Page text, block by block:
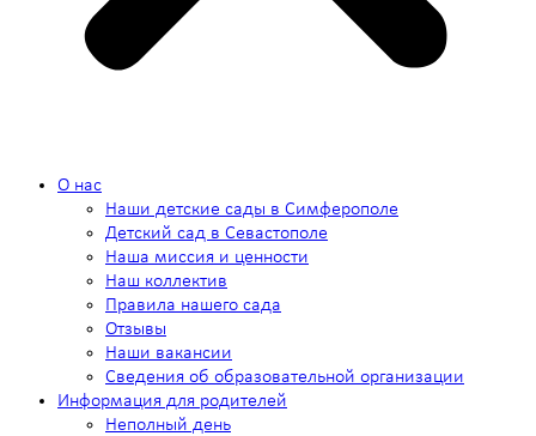
О нас
Наши детские сады в Симферополе
Детский сад в Севастополе
Наша миссия и ценности
Наш коллектив
Правила нашего сада
Отзывы
Наши вакансии
Сведения об образовательной организации
Информация для родителей
Неполный день